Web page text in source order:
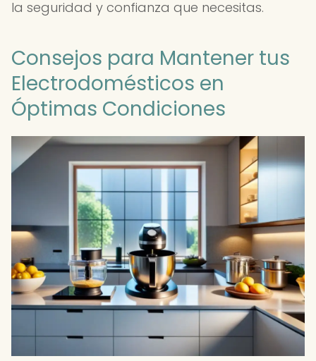
la seguridad y confianza que necesitas.
Consejos para Mantener tus
Electrodomésticos en
Óptimas Condiciones